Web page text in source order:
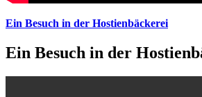
Ein Besuch in der Hostienbäckerei
Ein Besuch in der